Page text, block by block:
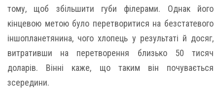
тому, щоб збільшити губи філерами. Однак його
кінцевою метою було перетворитися на безстатевого
іншопланетянина, чого хлопець у результаті й досяг,
витративши на перетворення близько 50 тисяч
доларів. Вінні каже, що таким він почувається
зсередини.